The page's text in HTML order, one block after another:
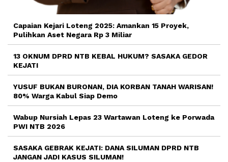
Capaian Kejari Loteng 2025: Amankan 15 Proyek,
Pulihkan Aset Negara Rp 3 Miliar
13 OKNUM DPRD NTB KEBAL HUKUM? SASAKA GEDOR
KEJATI
YUSUF BUKAN BURONAN, DIA KORBAN TANAH WARISAN!
80% Warga Kabul Siap Demo
Wabup Nursiah Lepas 23 Wartawan Loteng ke Porwada
PWI NTB 2026
SASAKA GEBRAK KEJATI: DANA SILUMAN DPRD NTB
JANGAN JADI KASUS SILUMAN!